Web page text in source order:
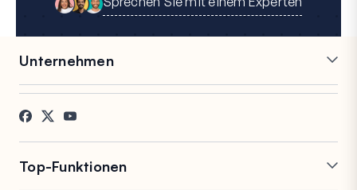
Unternehmen
Karriere
Referenzen
Partner
Top-Funktionen